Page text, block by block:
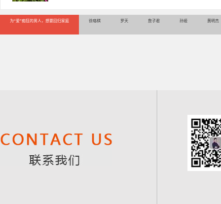
为“爱”痴狂的男人，想要回归家庭 徐珞棋 罗天 詹子君 孙娅 黄明杰